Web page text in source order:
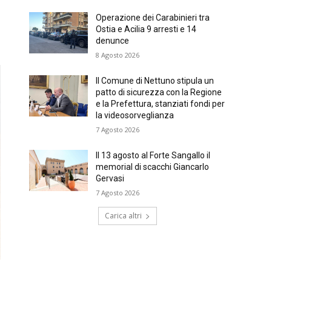
Operazione dei Carabinieri tra
Ostia e Acilia 9 arresti e 14
denunce
8 Agosto 2026
Il Comune di Nettuno stipula un
patto di sicurezza con la Regione
e la Prefettura, stanziati fondi per
la videosorveglianza
7 Agosto 2026
Il 13 agosto al Forte Sangallo il
memorial di scacchi Giancarlo
Gervasi
7 Agosto 2026
Carica altri